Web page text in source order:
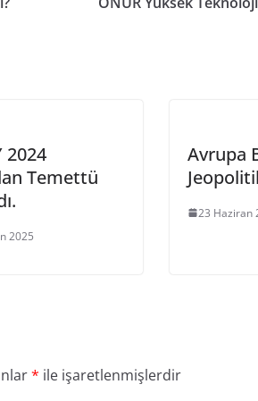
2024
Temettü
2025
Avrupa
23 Haziran
* ile işaretlenmişlerdir